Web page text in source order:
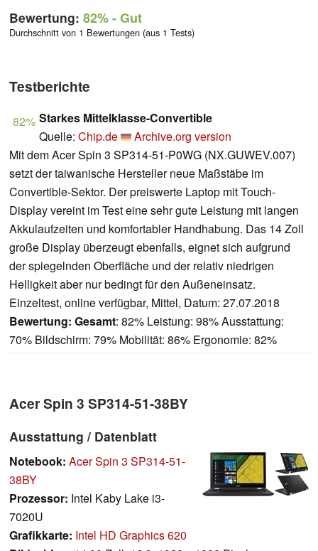
Bewertung: 82%- Gut
Durchschnitt von 1 Bewertungen (aus 1 Tests)
Testberichte
82% Starkes Mittelklasse-Convertible
Quelle: Chip.de
Archive.org version
Mit dem Acer Spin 3 SP314-51-P0WG (NX.GUWEV.007)
setzt der taiwanische Hersteller neue Maßstäbe im
Convertible-Sektor. Der preiswerte Laptop mit Touch-
Display vereint im Test eine sehr gute Leistung mit langen
Akkulaufzeiten und komfortabler Handhabung. Das 14 Zoll
große Display überzeugt ebenfalls, eignet sich aufgrund
der spiegelnden Oberfläche und der relativ niedrigen
Helligkeit aber nur bedingt für den Außeneinsatz.
Einzeltest, online verfügbar, Mittel, Datum: 27.07.2018
Bewertung: Gesamt: 82% Leistung: 98% Ausstattung:
70% Bildschirm: 79% Mobilität: 86% Ergonomie: 82%
Acer Spin 3 SP314-51-38BY
Ausstattung / Datenblatt
Notebook: Acer Spin 3 SP314-51-
38BY
Prozessor: Intel Kaby Lake i3-
7020U
Grafikkarte: Intel HD Graphics 620